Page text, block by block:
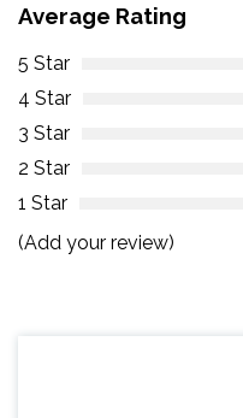
Average Rating
5 Star
4 Star
3 Star
2 Star
1 Star
(Add your review)